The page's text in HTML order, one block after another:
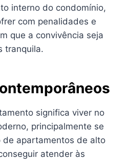
interno do condomínio,
com penalidades e
que a convivência seja
tranquila.
significa viver no
principalmente se
de apartamentos de alto
atender às